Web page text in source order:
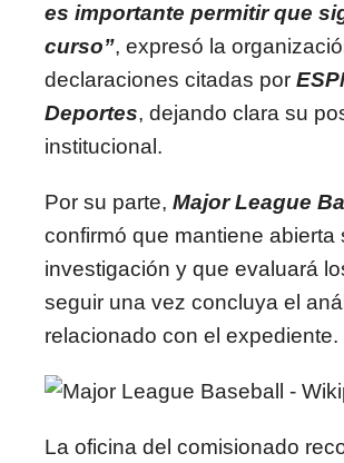
es importante permitir que
curso”, expresó la
declaraciones citadas por
Deportes, dejando clara su
institucional.
Por su parte, Major League
confirmó que mantiene abierta
investigación y que evaluará
seguir una vez concluya el
relacionado con el expediente.
La oficina del comisionado